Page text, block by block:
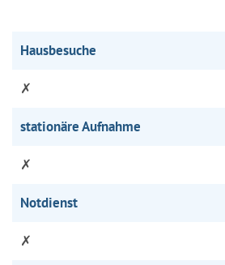
Hausbesuche
✗
stationäre Aufnahme
✗
Notdienst
✗